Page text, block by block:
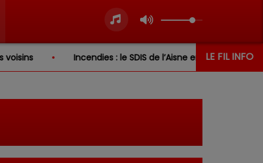
LE FIL INFO
Incendies : le SDIS de l’Aisne envoie de nouveau